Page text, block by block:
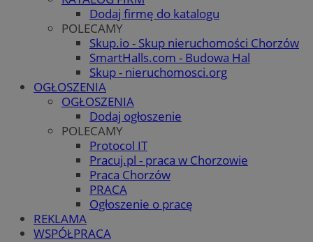
Dodaj firmę do katalogu
POLECAMY
Skup.io - Skup nieruchomości Chorzów
SmartHalls.com - Budowa Hal
Skup - nieruchomosci.org
OGŁOSZENIA
OGŁOSZENIA
Dodaj ogłoszenie
POLECAMY
Protocol IT
Pracuj.pl - praca w Chorzowie
Praca Chorzów
PRACA
Ogłoszenie o pracę
REKLAMA
WSPÓŁPRACA